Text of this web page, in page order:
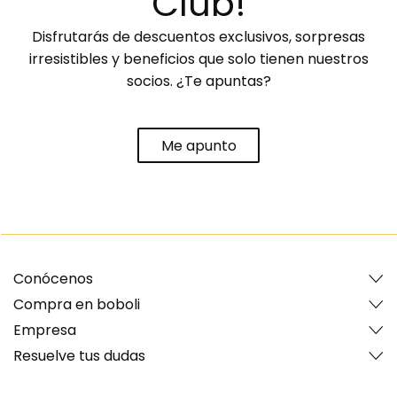
Disfrutarás de descuentos exclusivos, sorpresas
irresistibles y beneficios que solo tienen nuestros
socios. ¿Te apuntas?
Me apunto
Conócenos
Compra en boboli
Empresa
Resuelve tus dudas